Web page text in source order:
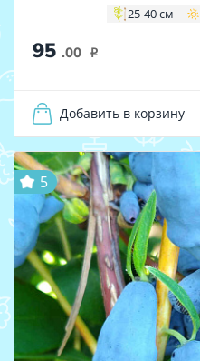
25-40 см
95 .00 i
Добавить в корзину
5